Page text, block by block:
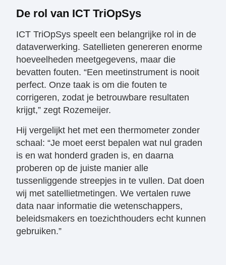
De rol van ICT TriOpSys
ICT TriOpSys speelt een belangrijke rol in de
dataverwerking. Satellieten genereren enorme
hoeveelheden meetgegevens, maar die
bevatten fouten. “Een meetinstrument is nooit
perfect. Onze taak is om die fouten te
corrigeren, zodat je betrouwbare resultaten
krijgt,” zegt Rozemeijer.
Hij vergelijkt het met een thermometer zonder
schaal: “Je moet eerst bepalen wat nul graden
is en wat honderd graden is, en daarna
proberen op de juiste manier alle
tussenliggende streepjes in te vullen. Dat doen
wij met satellietmetingen. We vertalen ruwe
data naar informatie die wetenschappers,
beleidsmakers en toezichthouders echt kunnen
gebruiken.”